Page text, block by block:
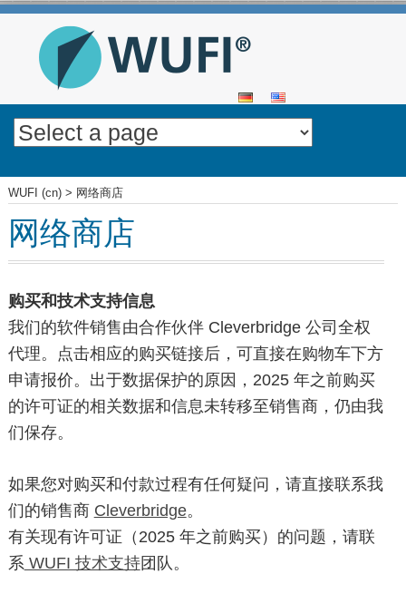
SKIP
TO
CONTENT
WUFI (cn)> 网络商店
网络商店
购买和技术支持信息
我们的软件销售由合作伙伴 Cleverbridge 公司全权
代理。点击相应的购买链接后，可直接在购物车下方
申请报价。出于数据保护的原因，2025 年之前购买
的许可证的相关数据和信息未转移至销售商，仍由我
们保存。
如果您对购买和付款过程有任何疑问，请直接联系我
们的销售商 Cleverbridge。
有关现有许可证（2025 年之前购买）的问题，请联
系 WUFI 技术支持团队。